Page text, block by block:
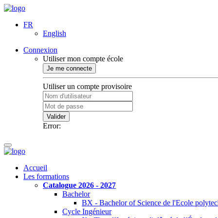
FR
English
Connexion
Utiliser mon compte école
Je me connecte
Utiliser un compte provisoire
Valider
Error:
Accueil
Les formations
Catalogue 2026 - 2027
Bachelor
BX - Bachelor of Science de l'Ecole
Cycle Ingénieur